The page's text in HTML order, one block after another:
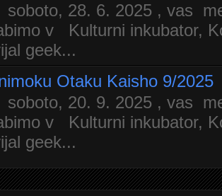
28. 6. 2025 , vas
v Kulturni inkubator,
geek...
Otaku Kaisho 9/2025
20. 9. 2025 , vas
v Kulturni inkubator,
geek...